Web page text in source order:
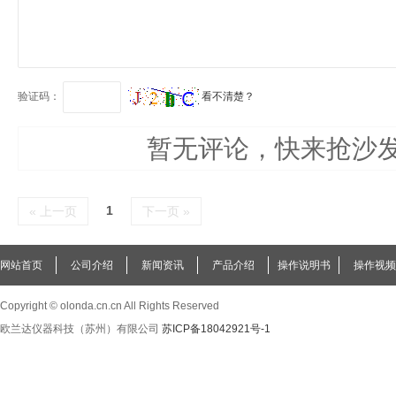
验证码： 看不清楚？
暂无评论，快来抢沙
« 上一页 1 下一页 »
网站首页 公司介绍 新闻资讯 产品介绍 操作说明书 操作视频
Copyright © olonda.cn.cn All Rights Reserved
欧兰达仪器科技（苏州）有限公司 苏ICP备18042921号-1